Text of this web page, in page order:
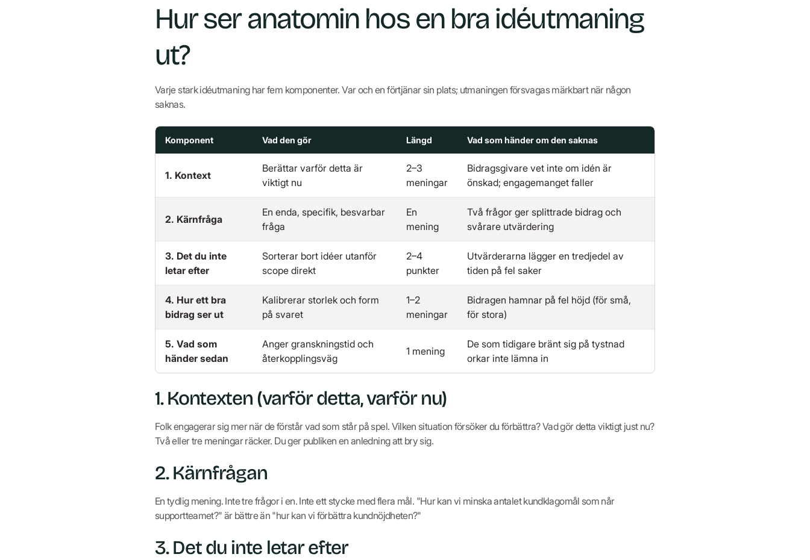
Hur ser anatomin hos en bra idéutmaning
ut?
Varje stark idéutmaning har fem komponenter. Var och en förtjänar sin plats; utmaningen försvagas märkbart när någon
saknas.
Komponent Vad den gör Längd Vad som händer om den saknas
1. Kontext
Berättar varför detta är
viktigt nu
2–3
meningar
Bidragsgivare vet inte om idén är
önskad; engagemanget faller
2. Kärnfråga
En enda, specifik, besvarbar
fråga
En
mening
Två frågor ger splittrade bidrag och
svårare utvärdering
3. Det du inte
letar efter
Sorterar bort idéer utanför
scope direkt
2–4
punkter
Utvärderarna lägger en tredjedel av
tiden på fel saker
4. Hur ett bra
bidrag ser ut
Kalibrerar storlek och form
på svaret
1–2
meningar
Bidragen hamnar på fel höjd (för små,
för stora)
5. Vad som
händer sedan
Anger granskningstid och
återkopplingsväg
1 mening
De som tidigare bränt sig på tystnad
orkar inte lämna in
1. Kontexten (varför detta, varför nu)
Folk engagerar sig mer när de förstår vad som står på spel. Vilken situation försöker du förbättra? Vad gör detta viktigt just nu?
Två eller tre meningar räcker. Du ger publiken en anledning att bry sig.
2. Kärnfrågan
En tydlig mening. Inte tre frågor i en. Inte ett stycke med flera mål. "Hur kan vi minska antalet kundklagomål som når
supportteamet?" är bättre än "hur kan vi förbättra kundnöjdheten?"
3. Det du inte letar efter